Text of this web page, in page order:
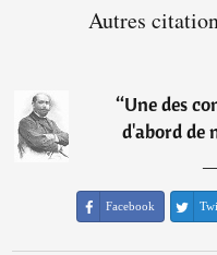
Autres
“Une des
d'abord de
Facebook